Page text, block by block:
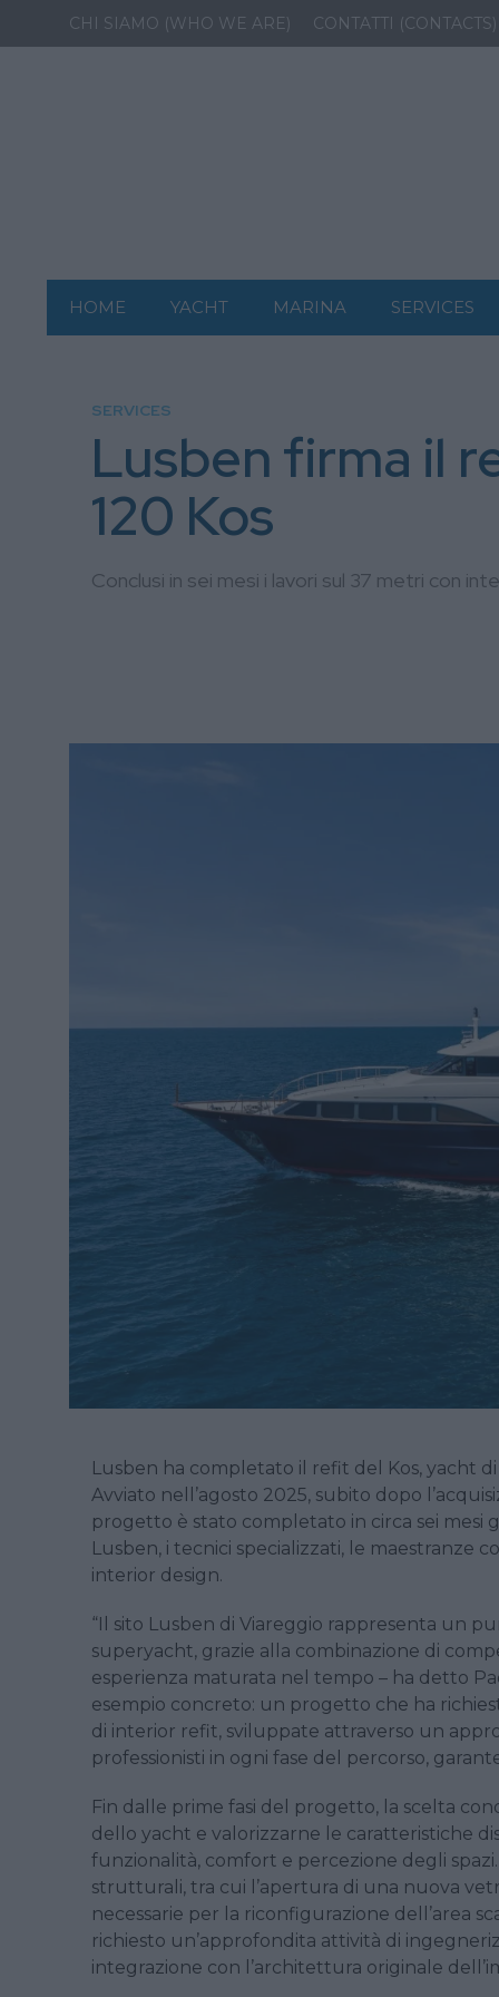
CHI SIAMO (WHO WE ARE) CONTATTI (CONTACTS)
HOME YACHT MARINA SERVICES
SERVICES
Lusben firma il
120 Kos
Conclusi in sei mesi i lavori sul 37 metri con
Lusben ha completato il refit del Kos, yacht
Avviato nell’agosto 2025, subito dopo
progetto è stato completato in circa sei
Lusben, i tecnici specializzati, le maestranze
interior design.
“Il sito Lusben di Viareggio rappresenta un
superyacht, grazie alla combinazione di
esperienza maturata nel tempo – ha detto
esempio concreto: un progetto che ha
di interior refit, sviluppate attraverso un
professionisti in ogni fase del percorso,
Fin dalle prime fasi del progetto, la scelta
dello yacht e valorizzarne le caratteristiche
funzionalità, comfort e percezione degli
strutturali, tra cui l’apertura di una nuova
necessarie per la riconfigurazione dell’area
richiesto un’approfondita attività di
integrazione con l’architettura originale